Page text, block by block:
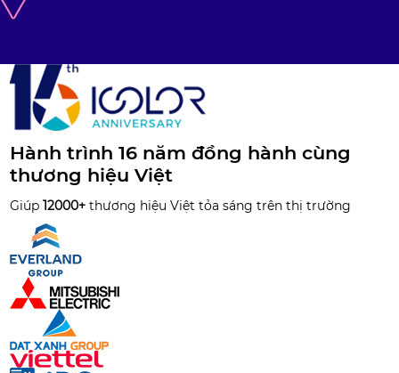
Hành trình 16 năm đồng hành cùng
thương hiệu Việt
Giúp12000+ thương hiệu Việt tỏa sáng trên thị trường